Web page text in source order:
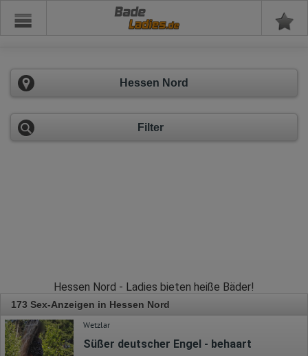
Bade
Hessen Nord
Filter
Hessen Nord - Ladies bieten heiße Bäder!
173 Sex-Anzeigen in Hessen Nord
Wetzlar
Süßer deutscher Engel - behaart